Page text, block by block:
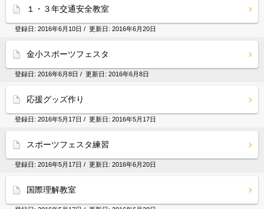
１・３年交通安全教室
登録日: 2016年6月10日 / 更新日: 2016年6月20日
金小スポーツフェスタ
登録日: 2016年6月8日 / 更新日: 2016年6月8日
応援グッズ作り
登録日: 2016年5月17日 / 更新日: 2016年5月17日
スポーツフェスタ練習
登録日: 2016年5月17日 / 更新日: 2016年6月20日
国際理解教室